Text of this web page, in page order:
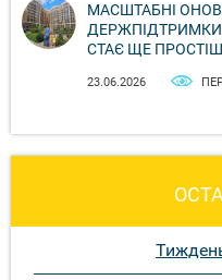
МАСШТАБНІ
ДЕРЖПІДТРИМКИ
СТАЄ ЩЕ
23.06.2026